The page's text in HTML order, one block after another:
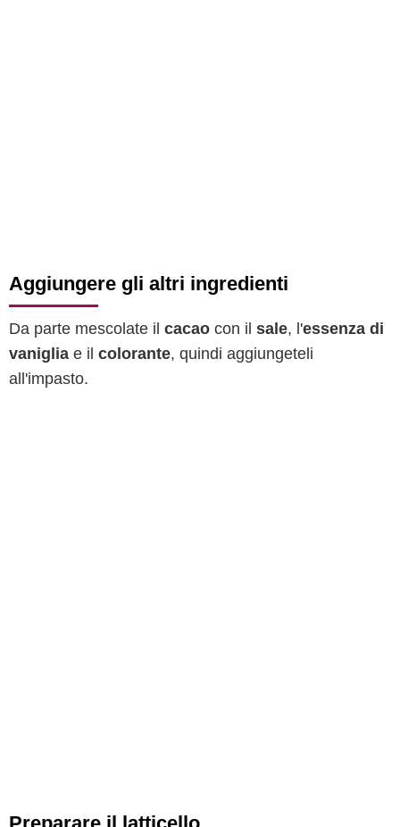
Aggiungere gli altri ingredienti
Da parte mescolate il cacao con il sale, l'essenza di
vaniglia e il colorante, quindi aggiungeteli
all'impasto.